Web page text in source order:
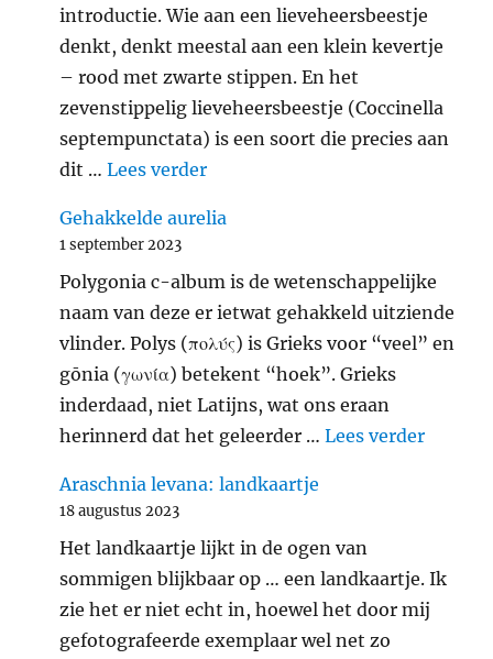
introductie. Wie aan een lieveheersbeestje
denkt, denkt meestal aan een klein kevertje
– rood met zwarte stippen. En het
zevenstippelig lieveheersbeestje (Coccinella
septempunctata) is een soort die precies aan
dit …Lees verder"Zevenstippelig
Gehakkelde aurelia
1 september 2023
Polygonia c-album is de wetenschappelijke
naam van deze er ietwat gehakkeld uitziende
vlinder. Polys (πολύς) is Grieks voor “veel” en
gōnia (γωνία) betekent “hoek”. Grieks
inderdaad, niet Latijns, wat ons eraan
herinnerd dat het geleerder …Lees verder
Araschnia levana: landkaartje
18 augustus 2023
Het landkaartje lijkt in de ogen van
sommigen blijkbaar op … een landkaartje. Ik
zie het er niet echt in, hoewel het door mij
gefotografeerde exemplaar wel net zo